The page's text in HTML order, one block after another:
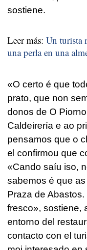
sostiene.
Leer más: Un turista
una perla en una
«O certo é que
prato, que non
donos de O
Caldeirería e ao
pensamos que o
el confirmou que
«Cando saíu iso,
sabemos é que
Praza de
fresco», sostiene,
entorno del
contacto con el